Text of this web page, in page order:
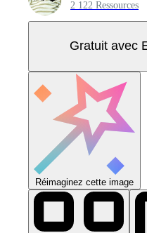
2 122 Ressources
Gratuit avec
Réimaginez cette image